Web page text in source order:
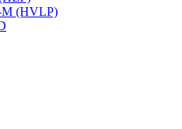
M (HVLP)